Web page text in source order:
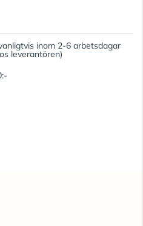
inom 2-6 arbetsdagar
leverantören)